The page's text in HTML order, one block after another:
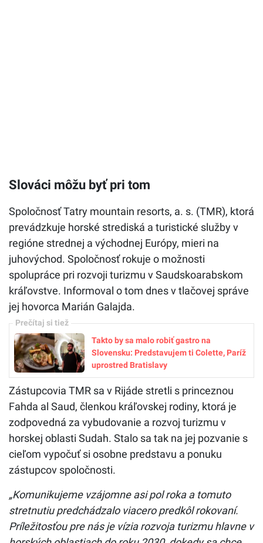
Slováci môžu byť pri tom
Spoločnosť Tatry mountain resorts, a. s. (TMR), ktorá
prevádzkuje horské strediská a turistické služby v
regióne strednej a východnej Európy, mieri na
juhovýchod. Spoločnosť rokuje o možnosti
spolupráce pri rozvoji turizmu v Saudskoarabskom
kráľovstve. Informoval o tom dnes v tlačovej správe
jej hovorca Marián Galajda.
Takto by sa malo robiť gastro na
Slovensku: Predstavujem ti Colette, Paríž
uprostred Bratislavy
Zástupcovia TMR sa v Rijáde stretli s princeznou
Fahda al Saud, členkou kráľovskej rodiny, ktorá je
zodpovedná za vybudovanie a rozvoj turizmu v
horskej oblasti Sudah. Stalo sa tak na jej pozvanie s
cieľom vypočuť si osobne predstavu a ponuku
zástupcov spoločnosti.
„Komunikujeme vzájomne asi pol roka a tomuto
stretnutiu predchádzalo viacero predkôl rokovaní.
Príležitosťou pre nás je vízia rozvoja turizmu hlavne v